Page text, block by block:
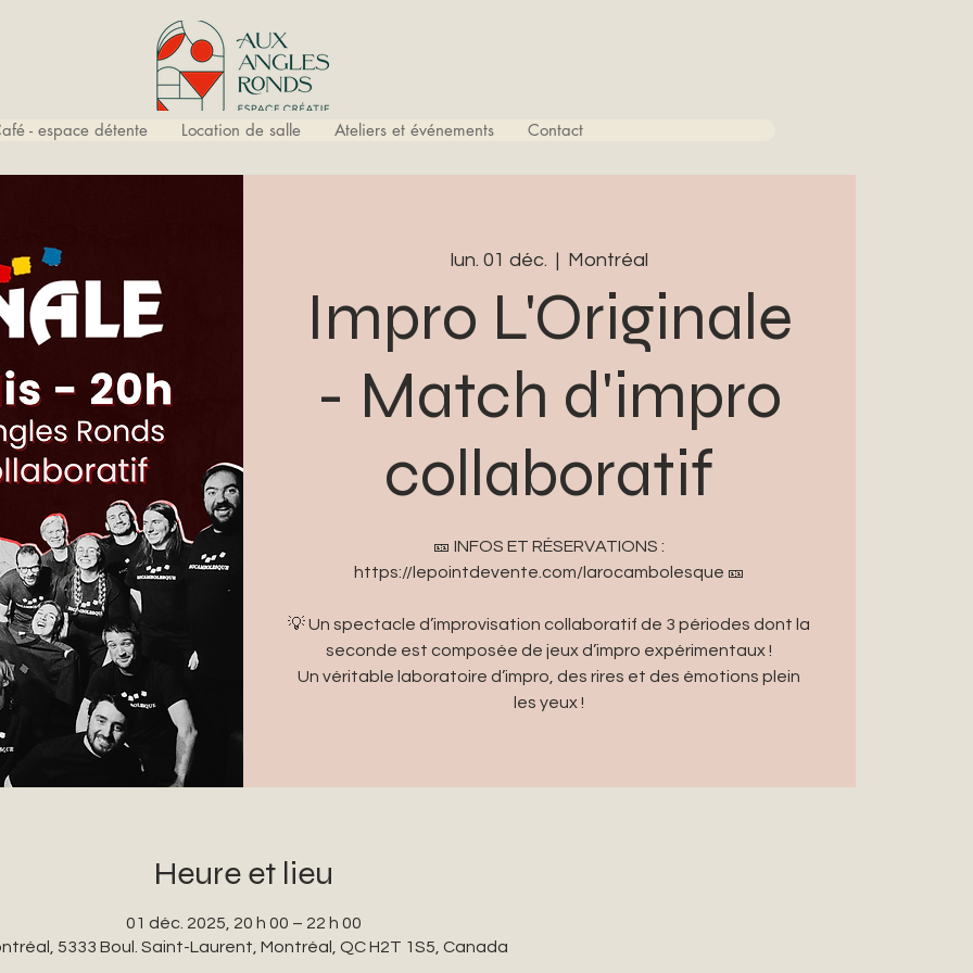
- espace détente Location de salle Ateliers et événements Contact
lun. 01 déc.
  |
Montréal
Impro L'Originale
- Match d'impro
collaboratif
🎫 INFOS ET RÉSERVATIONS :
https://lepointdevente.com/larocambolesque 🎫
💡 Un spectacle d’improvisation collaboratif de 3 périodes dont la
seconde est composée de jeux d’impro expérimentaux !
Un véritable laboratoire d’impro, des rires et des émotions plein
les yeux !
Heure et lieu
01 déc. 2025, 20 h 00 – 22 h 00
5333 Boul. Saint-Laurent, Montréal, QC H2T 1S5, Canada